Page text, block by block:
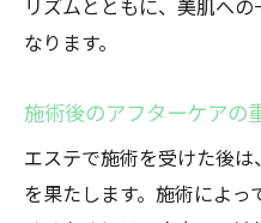
リズムとともに、美肌へ
なります。
施術後のアフターケアの
エステで施術を受けた後
を果たします。施術によっ